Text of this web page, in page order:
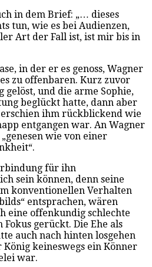
in dem Brief: „… dieses
tun, wie es bei Audienzen,
Art der Fall ist, ist mir bis in
in der er es genoss, Wagner
zu offenbaren. Kurz zuvor
gelöst, und die arme Sophie,
beglückt hatte, dann aber
ihm rückblickend wie
entgangen war. An Wagner
wie von einer
für ihn
sein können, denn seine
konventionellen Verhalten
entsprachen, wären
eine offenkundig schlechte
gerückt. Die Ehe als
auch nach hinten losgehen
keineswegs ein Könner
war.